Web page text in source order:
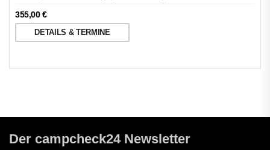
355,00€
DETAILS & TERMINE
Der campcheck24 Newsletter